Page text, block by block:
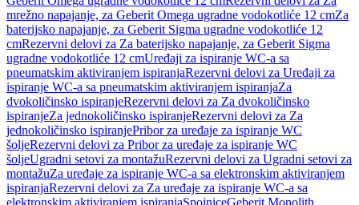
mrežno napajanje, za Geberit Omega ugradne vodokotliće 12 cmZa
baterijsko napajanje, za Geberit Sigma ugradne vodokotliće 12
cmRezervni delovi za Za baterijsko napajanje, za Geberit Sigma
ugradne vodokotliće 12 cmUređaji za ispiranje WC-a sa
pneumatskim aktiviranjem ispiranjaRezervni delovi za Uređaji za
ispiranje WC-a sa pneumatskim aktiviranjem ispiranjaZa
dvokoličinsko ispiranjeRezervni delovi za Za dvokoličinsko
ispiranjeZa jednokoličinsko ispiranjeRezervni delovi za Za
jednokoličinsko ispiranjePribor za uređaje za ispiranje WC
šoljeRezervni delovi za Pribor za uređaje za ispiranje WC
šoljeUgradni setovi za montažuRezervni delovi za Ugradni setovi za
montažuZa uređaje za ispiranje WC-a sa elektronskim aktiviranjem
ispiranjaRezervni delovi za Za uređaje za ispiranje WC-a sa
elektronskim aktiviranjem ispiranjaSpojniceGeberit Monolith